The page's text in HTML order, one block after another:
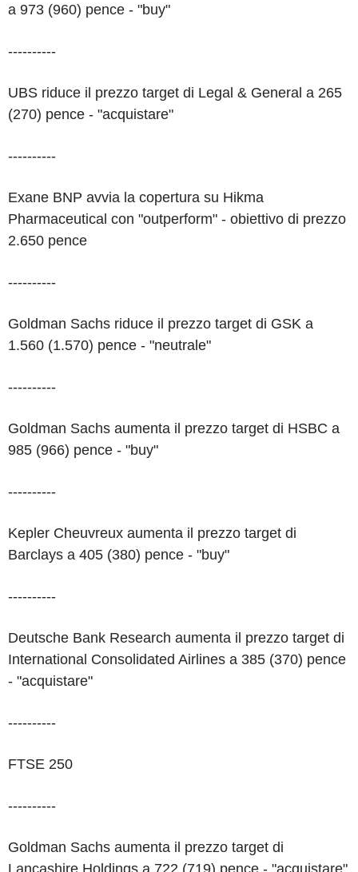
a 973 (960) pence - "buy"
----------
UBS riduce il prezzo target di Legal & General a 265
(270) pence - "acquistare"
----------
Exane BNP avvia la copertura su Hikma
Pharmaceutical con "outperform" - obiettivo di prezzo
2.650 pence
----------
Goldman Sachs riduce il prezzo target di GSK a
1.560 (1.570) pence - "neutrale"
----------
Goldman Sachs aumenta il prezzo target di HSBC a
985 (966) pence - "buy"
----------
Kepler Cheuvreux aumenta il prezzo target di
Barclays a 405 (380) pence - "buy"
----------
Deutsche Bank Research aumenta il prezzo target di
International Consolidated Airlines a 385 (370) pence
- "acquistare"
----------
FTSE 250
----------
Goldman Sachs aumenta il prezzo target di
Lancashire Holdings a 722 (719) pence - "acquistare"